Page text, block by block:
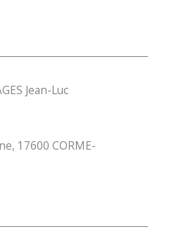
Jean-Luc
17600 CORME-